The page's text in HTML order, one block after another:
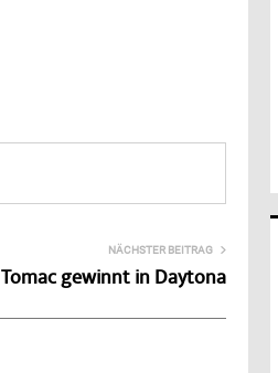
NÄCHSTER BEITRAG
Tomac gewinnt in Daytona